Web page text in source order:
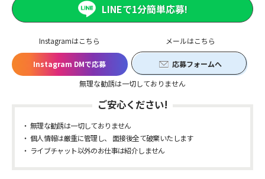
Instagramはこちら
Instagram DMで応募
メールはこちら
応募フォームへ
無理な勧誘は一切しておりません
LINEで1分簡単応募!
ご安心ください!
無理な勧誘は一切しておりません
個人情報は厳重に管理し、 面接後全て破棄いたします
ライブチャット以外のお仕事は紹介しません